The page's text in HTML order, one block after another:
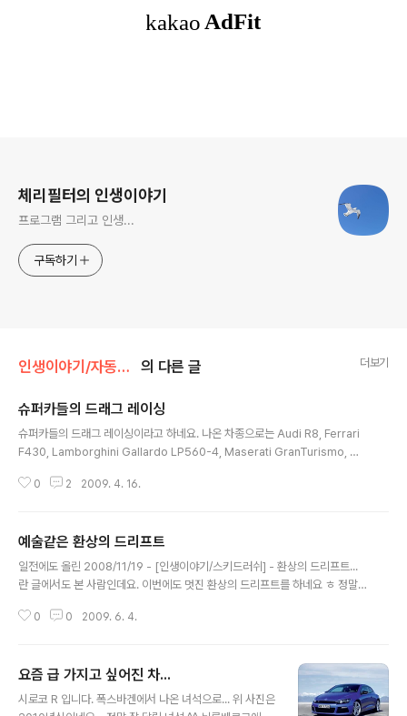
체리필터의 인생이야기
프로그램 그리고 인생...
구독하기
인생이야기/자동차 이야기 의 다른 글 더보기
슈퍼카들의 드래그 레이싱
슈퍼카들의 드래그 레이싱이라고 하네요. 나온 차종으로는 Audi R8, Ferrari
F430, Lamborghini Gallardo LP560-4, Maserati GranTurismo, Me
z SLR McLaren이 1등을 합니다. 그냥 슈퍼카들의 드래그 레이싱이기 때문에
다. 네이버 자동차(http://auto.naver.com)에 나오는 기준으로 살펴보면 각
차량의 제원은 아래와 같습니다. Audi R8 - 420 hp, 43.9 kg.m F..
0 2 2009. 4. 16.
예술같은 환상의 드리프트
일전에도 올린 2008/11/19 - [인생이야기/스키드러쉬] - 환상의 드리프트...
란 글에서도 본 사람인데요. 이번에도 멋진 환상의 드리프트를 하네요 ㅎ 정말
참고 있어야 하겠네요 ㅋㅋ
0 0 2009. 6. 4.
요즘 급 가지고 싶어진 차...
시로코 R 입니다. 폭스바겐에서 나온 녀석으로... 위 사진은